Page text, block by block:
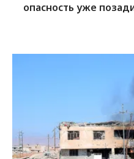
опасность уже